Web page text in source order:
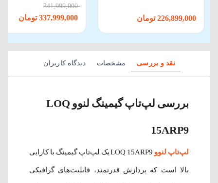
RTX5060-WIN 11
341,999,000
نقد و بررسی مشخصات دیدگاه کاربران
بررسی لپ‌تاپ‌ گیمینگ لنوو LOQ
15ARP9
لپ‌تاپ لنوو LOQ 15ARP9 یک لپ‌تاپ گیمینگ با کارایی
بالا است که پردازش قدرتمند، قابلیت‌های گرافیکی